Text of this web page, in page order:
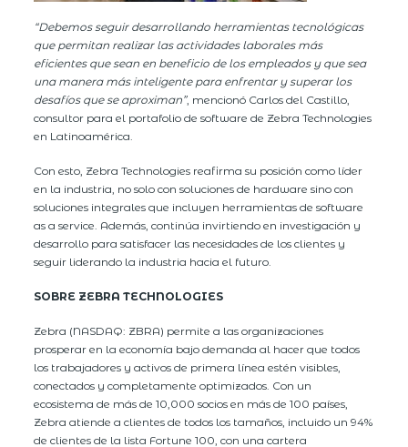
“Debemos seguir desarrollando herramientas tecnológicas
que permitan realizar las actividades laborales más
eficientes que sean en beneficio de los empleados y que sea
una manera más inteligente para enfrentar y superar los
desafíos que se aproximan”, mencionó Carlos del Castillo,
consultor para el portafolio de software de Zebra Technologies
en Latinoamérica.
Con esto, Zebra Technologies reafirma su posición como líder
en la industria, no solo con soluciones de hardware sino con
soluciones integrales que incluyen herramientas de software
as a service. Además, continúa invirtiendo en investigación y
desarrollo para satisfacer las necesidades de los clientes y
seguir liderando la industria hacia el futuro.
SOBRE ZEBRA TECHNOLOGIES
Zebra (NASDAQ: ZBRA) permite a las organizaciones
prosperar en la economía bajo demanda al hacer que todos
los trabajadores y activos de primera línea estén visibles,
conectados y completamente optimizados. Con un
ecosistema de más de 10,000 socios en más de 100 países,
Zebra atiende a clientes de todos los tamaños, incluido un 94%
de clientes de la lista Fortune 100, con una cartera